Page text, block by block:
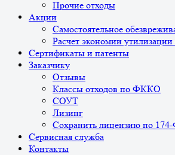
Прочие отходы
Акции
Самостоятельное
Расчет экономии утилизации
Сертификаты и патенты
Заказчику
Отзывы
Классы отходов по ФККО
СОУТ
Лизинг
Сохранить лицензию по
Сервисная служба
Контакты